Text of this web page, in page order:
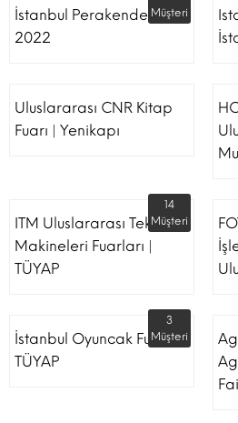
İstanbul Perakende Fuarı
2022
Müşteri
Uluslararası CNR Kitap
Fuarı | Yenikapı
ITM Uluslararası Tekstil
Makineleri Fuarları |
TÜYAP
14
Müşteri
İstanbul Oyuncak Fuarı -
TÜYAP
3
Müşteri